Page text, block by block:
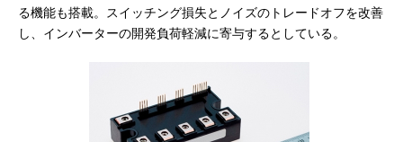
る機能も搭載。スイッチング損失とノイズのトレードオフを改善
し、インバーターの開発負荷軽減に寄与するとしている。